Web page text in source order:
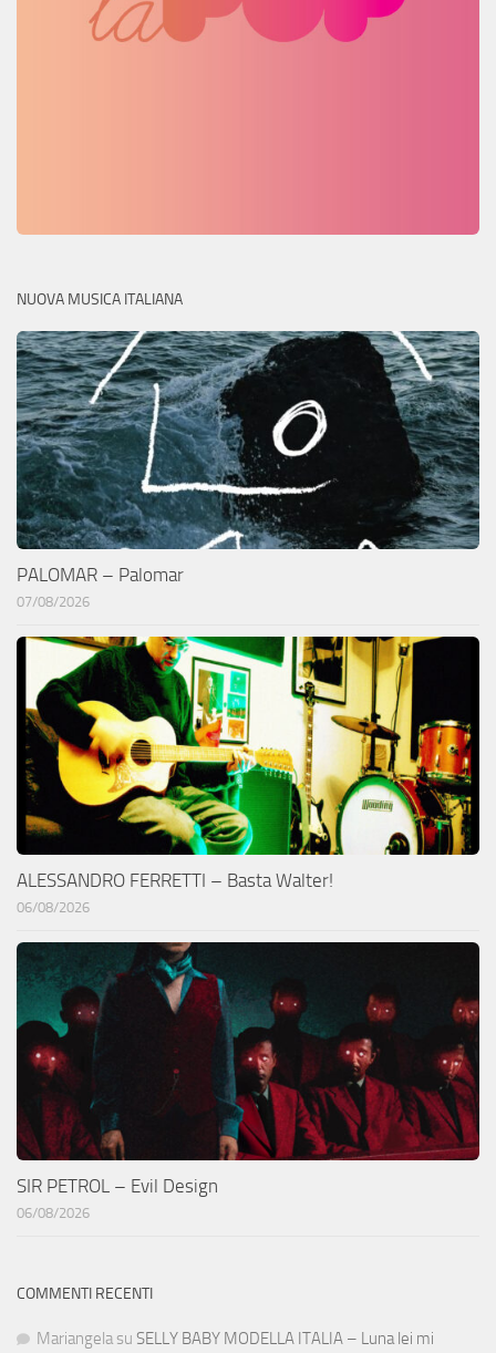
NUOVA MUSICA ITALIANA
PALOMAR – Palomar
07/08/2026
ALESSANDRO FERRETTI – Basta Walter!
06/08/2026
SIR PETROL – Evil Design
06/08/2026
COMMENTI RECENTI
Mariangela su SELLY BABY MODELLA ITALIA – Luna lei mi